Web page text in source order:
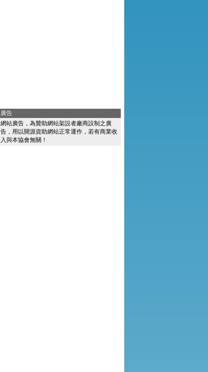
廣告
網站廣告，為贊助網站架設者廠商設制之廣
告，用以開源資助網站正常運作，若有商業收
入與本協會無關！